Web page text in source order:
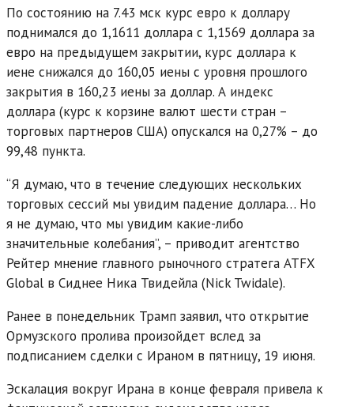
По состоянию на 7.43 мск курс евро к доллару
поднимался до 1,1611 доллара с 1,1569 доллара за
евро на предыдущем закрытии, курс доллара к
иене снижался до 160,05 иены с уровня прошлого
закрытия в 160,23 иены за доллар. А индекс
доллара (курс к корзине валют шести стран –
торговых партнеров США) опускался на 0,27% – до
99,48 пункта.
“Я думаю, что в течение следующих нескольких
торговых сессий мы увидим падение доллара… Но
я не думаю, что мы увидим какие-либо
значительные колебания”, – приводит агентство
Рейтер мнение главного рыночного стратега ATFX
Global в Сиднее Ника Твидейла (Nick Twidale).
Ранее в понедельник Трамп заявил, что открытие
Ормузского пролива произойдет вслед за
подписанием сделки с Ираном в пятницу, 19 июня.
Эскалация вокруг Ирана в конце февраля привела к